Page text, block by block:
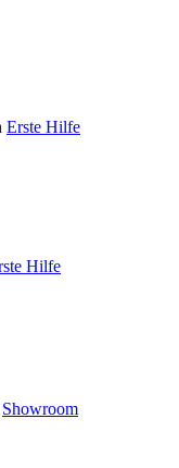
Erste Hilfe
Hilfe
Showroom